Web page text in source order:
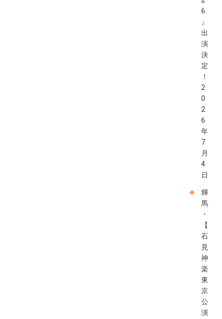
6
』
出
演
決
定
！
2
0
2
6
年
7
月
4
日
輝
馬
・
【
石
見
神
楽
東
京
公
演